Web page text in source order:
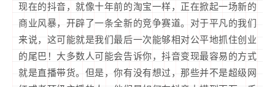
现在的抖音，就像十年前的淘宝一样，正在掀起一场新的
商业风暴，开辟了一条全新的竞争赛道。对于平凡的我们
来说，这可能就是我们最后一次能够相对公平地抓住创业
的尾巴！大多数人可能会告诉你，抖音变现最容易的方式
就是直播带货。但是，你有没有想过，那些并不是超级网